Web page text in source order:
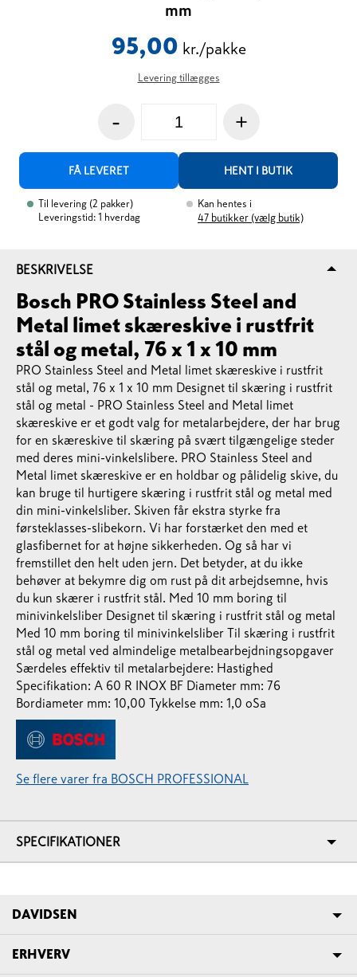
mm
95,00 kr./pakke
Levering tillægges
- +
FÅ LEVERET HENT I BUTIK
Til levering (2 pakker)
Leveringstid: 1 hverdag
Kan hentes i
47 butikker (vælg butik)
BESKRIVELSE
Bosch PRO Stainless Steel and
Metal limet skæreskive i rustfrit
stål og metal, 76 x 1 x 10 mm
PRO Stainless Steel and Metal limet skæreskive i rustfrit
stål og metal, 76 x 1 x 10 mm Designet til skæring i rustfrit
stål og metal - PRO Stainless Steel and Metal limet
skæreskive er et godt valg for metalarbejdere, der har brug
for en skæreskive til skæring på svært tilgængelige steder
med deres mini-vinkelslibere. PRO Stainless Steel and
Metal limet skæreskive er en holdbar og pålidelig skive, du
kan bruge til hurtigere skæring i rustfrit stål og metal med
din mini-vinkelsliber. Skiven får ekstra styrke fra
førsteklasses-slibekorn. Vi har forstærket den med et
glasfibernet for at højne sikkerheden. Og så har vi
fremstillet den helt uden jern. Det betyder, at du ikke
behøver at bekymre dig om rust på dit arbejdsemne, hvis
du kun skærer i rustfrit stål. Med 10 mm boring til
minivinkelsliber Designet til skæring i rustfrit stål og metal
Med 10 mm boring til minivinkelsliber Til skæring i rustfrit
stål og metal ved almindelige metalbearbejdningsopgaver
Særdeles effektiv til metalarbejdere: Hastighed
Specifikation: A 60 R INOX BF Diameter mm: 76
Bordiameter mm: 10,00 Tykkelse mm: 1,0 oSa
Se flere varer fra BOSCH PROFESSIONAL
SPECIFIKATIONER
DAVIDSEN
ERHVERV